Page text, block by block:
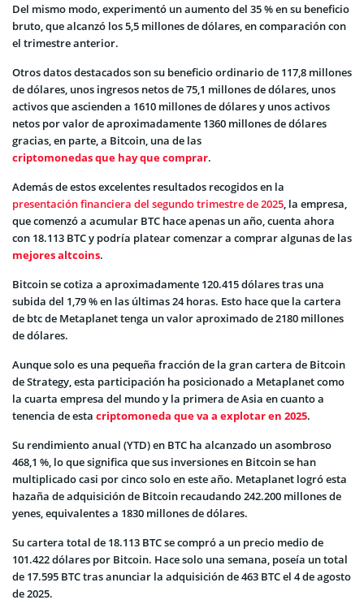
Del mismo modo, experimentó un aumento del 35 % en su beneficio
bruto, que alcanzó los 5,5 millones de dólares, en comparación con
el trimestre anterior.
Otros datos destacados son su beneficio ordinario de 117,8 millones
de dólares, unos ingresos netos de 75,1 millones de dólares, unos
activos que ascienden a 1610 millones de dólares y unos activos
netos por valor de aproximadamente 1360 millones de dólares
gracias, en parte, a Bitcoin, una de las
criptomonedas que hay que comprar.
Además de estos excelentes resultados recogidos en la
presentación financiera del segundo trimestre de 2025, la empresa,
que comenzó a acumular BTC hace apenas un año, cuenta ahora
con 18.113 BTC y podría platear comenzar a comprar algunas de las
mejores altcoins.
Bitcoin se cotiza a aproximadamente 120.415 dólares tras una
subida del 1,79 % en las últimas 24 horas. Esto hace que la cartera
de btc de Metaplanet tenga un valor aproximado de 2180 millones
de dólares.
Aunque solo es una pequeña fracción de la gran cartera de Bitcoin
de Strategy, esta participación ha posicionado a Metaplanet como
la cuarta empresa del mundo y la primera de Asia en cuanto a
tenencia de esta criptomoneda que va a explotar en 2025.
Su rendimiento anual (YTD) en BTC ha alcanzado un asombroso
468,1 %, lo que significa que sus inversiones en Bitcoin se han
multiplicado casi por cinco solo en este año. Metaplanet logró esta
hazaña de adquisición de Bitcoin recaudando 242.200 millones de
yenes, equivalentes a 1830 millones de dólares.
Su cartera total de 18.113 BTC se compró a un precio medio de
101.422 dólares por Bitcoin. Hace solo una semana, poseía un total
de 17.595 BTC tras anunciar la adquisición de 463 BTC el 4 de agosto
de 2025.